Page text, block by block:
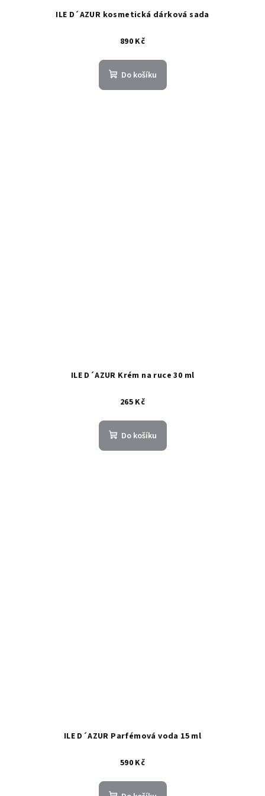
ILE D´AZUR kosmetická dárková sada
890 Kč
Do košíku
ILE D´AZUR Krém na ruce 30 ml
265 Kč
Do košíku
ILE D´AZUR Parfémová voda 15 ml
590 Kč